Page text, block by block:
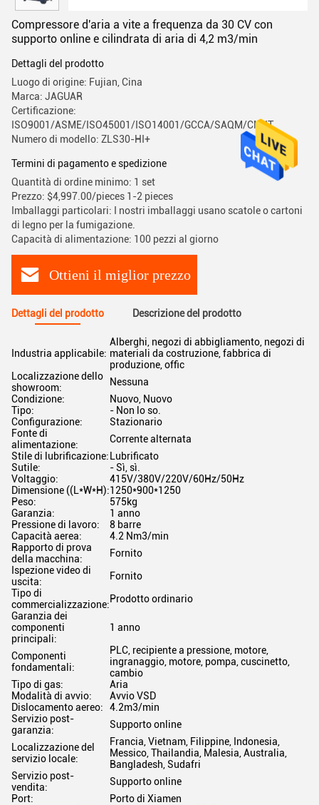
Compressore d'aria a vite a frequenza da 30 CV con
supporto online e cilindrata di aria di 4,2 m3/min
Dettagli del prodotto
Luogo di origine: Fujian, Cina
Marca: JAGUAR
Certificazione:
ISO9001/ASME/ISO45001/ISO14001/GCCA/SAQM/CMIIT
Numero di modello: ZLS30-HI+
Termini di pagamento e spedizione
Quantità di ordine minimo: 1 set
Prezzo: $4,997.00/pieces 1-2 pieces
Imballaggi particolari: I nostri imballaggi usano scatole o cartoni
di legno per la fumigazione.
Capacità di alimentazione: 100 pezzi al giorno
Ottieni il miglior prezzo
Dettagli del prodotto Descrizione del prodotto
Industria applicabile:
Alberghi, negozi di abbigliamento, negozi di
materiali da costruzione, fabbrica di
produzione, offic
Localizzazione dello
showroom:
Nessuna
Condizione:
Nuovo, Nuovo
Tipo:
- Non lo so.
Configurazione:
Stazionario
Fonte di
alimentazione:
Corrente alternata
Stile di lubrificazione: Lubrificato
Sutile:
- Sì, sì.
Voltaggio:
415V/380V/220V/60Hz/50Hz
Dimensione ((L*W*H):1250*900*1250
Peso:
575kg
Garanzia:
1 anno
Pressione di lavoro:
8 barre
Capacità aerea:
4.2 Nm3/min
Rapporto di prova
della macchina:
Fornito
Ispezione video di
uscita:
Fornito
Tipo di
commercializzazione:Prodotto ordinario
Garanzia dei
componenti
principali:
1 anno
Componenti
fondamentali:
PLC, recipiente a pressione, motore,
ingranaggio, motore, pompa, cuscinetto,
cambio
Tipo di gas:
Aria
Modalità di avvio:
Avvio VSD
Dislocamento aereo:
4.2m3/min
Servizio post-
garanzia:
Supporto online
Localizzazione del
servizio locale:
Francia, Vietnam, Filippine, Indonesia,
Messico, Thailandia, Malesia, Australia,
Bangladesh, Sudafri
Servizio post-
vendita:
Supporto online
Port:
Porto di Xiamen